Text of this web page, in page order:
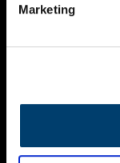
Marketing
NIEUWS
KALENDER
ACTIVITEITEN